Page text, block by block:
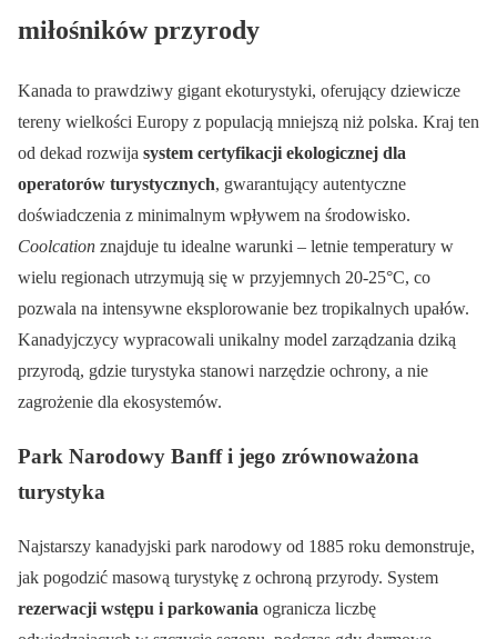
miłośników przyrody
Kanada to prawdziwy gigant ekoturystyki, oferujący dziewicze
tereny wielkości Europy z populacją mniejszą niż polska. Kraj ten
od dekad rozwija system certyfikacji ekologicznej dla
operatorów turystycznych, gwarantujący autentyczne
doświadczenia z minimalnym wpływem na środowisko.
Coolcation znajduje tu idealne warunki – letnie temperatury w
wielu regionach utrzymują się w przyjemnych 20-25°C, co
pozwala na intensywne eksplorowanie bez tropikalnych upałów.
Kanadyjczycy wypracowali unikalny model zarządzania dziką
przyrodą, gdzie turystyka stanowi narzędzie ochrony, a nie
zagrożenie dla ekosystemów.
Park Narodowy Banff i jego zrównoważona
turystyka
Najstarszy kanadyjski park narodowy od 1885 roku demonstruje,
jak pogodzić masową turystykę z ochroną przyrody. System
rezerwacji wstępu i parkowania ogranicza liczbę